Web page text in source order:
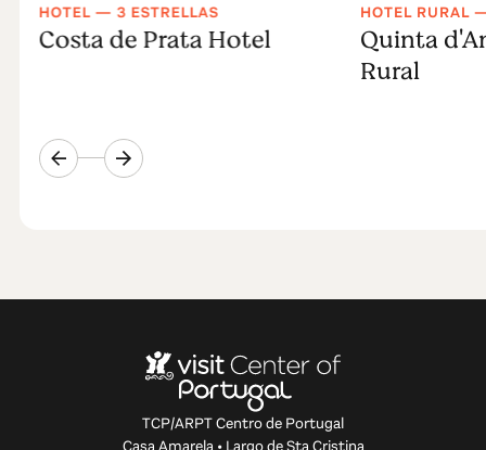
HOTEL — 3 ESTRELLAS
Costa de Prata Hotel
HOTEL RURAL
Quinta
Rural
TCP/ARPT Centro de Portugal